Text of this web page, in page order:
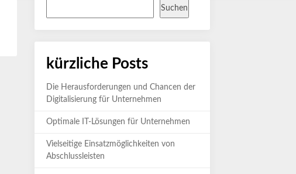
Suchen
kürzliche Posts
Die Herausforderungen und Chancen der
Digitalisierung für Unternehmen
Optimale IT-Lösungen für Unternehmen
Vielseitige Einsatzmöglichkeiten von
Abschlussleisten